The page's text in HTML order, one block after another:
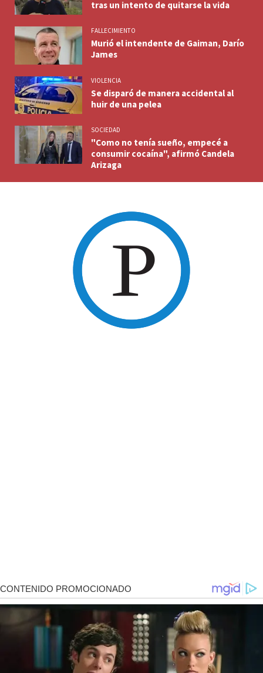
tras un intento de quitarse la vida
FALLECIMIENTO
Murió el intendente de Gaiman, Darío
James
VIOLENCIA
Se disparó de manera accidental al
huir de una pelea
SOCIEDAD
"Como no tenía sueño, empecé a
consumir cocaína", afirmó Candela
Arizaga